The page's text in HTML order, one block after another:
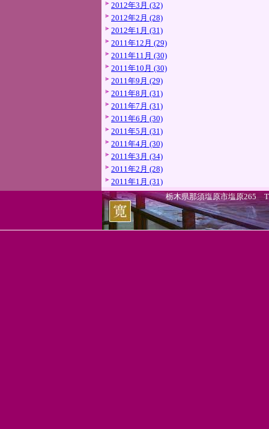
2012年3月 (32)
2012年2月 (28)
2012年1月 (31)
2011年12月 (29)
2011年11月 (30)
2011年10月 (30)
2011年9月 (29)
2011年8月 (31)
2011年7月 (31)
2011年6月 (30)
2011年5月 (31)
2011年4月 (30)
2011年3月 (34)
2011年2月 (28)
2011年1月 (31)
栃木県那須塩原市塩原265